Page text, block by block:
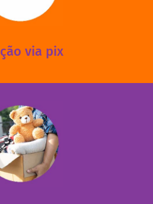
via pix
são muito importantes para
em funcionamento!
na Rua Belmonte, 547 – Vila
a sexta, das 8h30 às 11h30 e
(sextas até às 16h30).
conosco